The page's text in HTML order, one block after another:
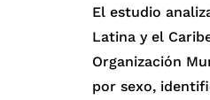
El estudio
Latina y el
Organización
por sexo,